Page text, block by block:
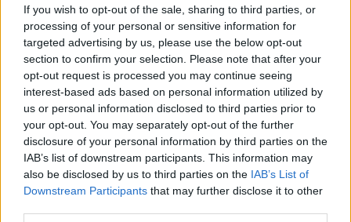
If you wish to opt-out of the sale, sharing to third parties, or
processing of your personal or sensitive information for
targeted advertising by us, please use the below opt-out
section to confirm your selection. Please note that after your
opt-out request is processed you may continue seeing
interest-based ads based on personal information utilized by
us or personal information disclosed to third parties prior to
your opt-out. You may separately opt-out of the further
disclosure of your personal information by third parties on the
IAB’s list of downstream participants. This information may
also be disclosed by us to third parties on the IAB’s List of
Downstream Participants that may further disclose it to other
​Con-te
Coincidenze e crisi
L'amico
​L’anno del vaccino
Giulio Regeni
​Il rosario
Paolo Rossi
Maradona
Cronaca
​Ancora Covid
​Biden!
In memoria
​Ancora Francesco
Rieccoci